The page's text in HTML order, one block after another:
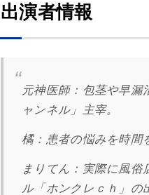
出演者情報
元神医師： 包茎や早漏
ャンネル」主宰。
橘： 患者の悩みを時間
まりてん：実際に風俗
ル「ホンクレｃｈ」の